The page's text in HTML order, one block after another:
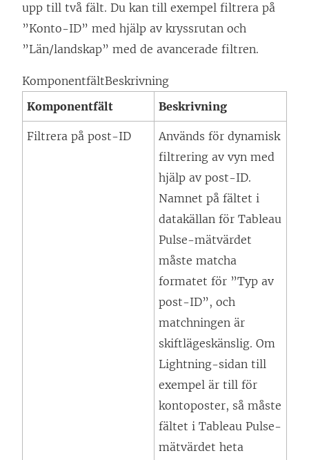
upp till två fält. Du kan till exempel filtrera på
”Konto-ID” med hjälp av kryssrutan och
”Län/landskap” med de avancerade filtren.
KomponentfältBeskrivning
Komponentfält
Beskrivning
Filtrera på post-ID
Används för dynamisk
filtrering av vyn med
hjälp av post-ID.
Namnet på fältet i
datakällan för Tableau
Pulse-mätvärdet
måste matcha
formatet för ”Typ av
post-ID”, och
matchningen är
skiftlägeskänslig. Om
Lightning-sidan till
exempel är till för
kontoposter, så måste
fältet i Tableau Pulse-
mätvärdet heta